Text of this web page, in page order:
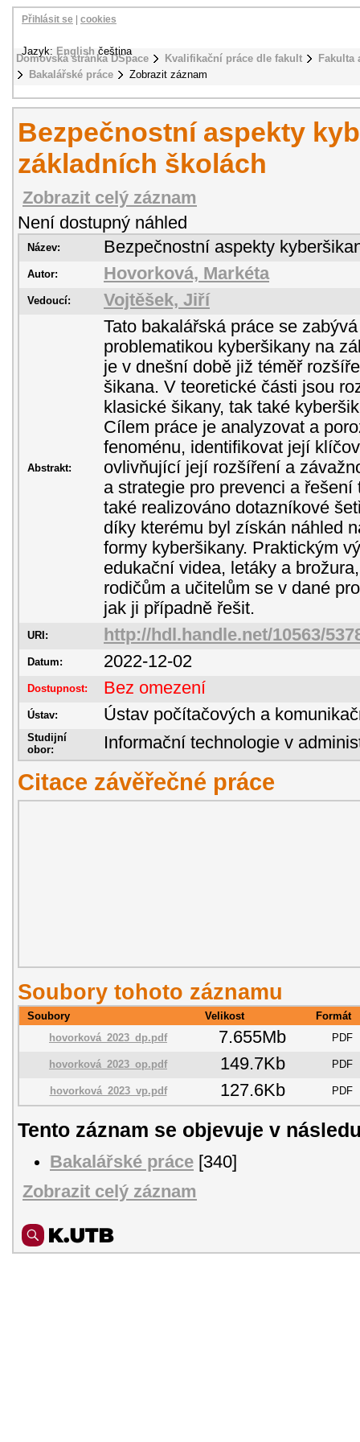
Domovská stránka DSpace Kvalifikační práce dle fakult
Fakulta
Bakalářské práce
Zobrazit záznam
Přihlásit se cookies
Jazyk: English čeština
Bezpečnostní aspekty
základních školách
Zobrazit celý záznam
Není dostupný náhled
Název: Bezpečnostní aspekty
Autor: Hovorková, Markéta
Vedoucí: Vojtěšek, Jiří
Abstrakt:
Tato bakalářská práce se
problematikou kyberšikany na
je v dnešní době již téměř
šikana. V teoretické části jsou
klasické šikany, tak také
Cílem práce je analyzovat a
fenoménu, identifikovat její
ovlivňující její rozšíření a
a strategie pro prevenci a
také realizováno dotazníkové
díky kterému byl získán náhled
formy kyberšikany. Praktickým
edukační videa, letáky a
rodičům a učitelům se v dané
jak ji případně řešit.
URI: http://hdl.handle.net/10563/
Datum: 2022-12-02
Dostupnost: Bez omezení
Ústav: Ústav počítačových a
Studijní
obor:
Informační technologie v
Citace závěřečné práce
Soubory tohoto záznamu
Soubory Velikost
Formát
hovorková_2023_dp.pdf
7.655Mb PDF
hovorková_2023_op.pdf 149.7Kb PDF
hovorková_2023_vp.pdf 127.6Kb PDF
Tento záznam se objevuje v
Bakalářské práce [340]
Zobrazit celý záznam